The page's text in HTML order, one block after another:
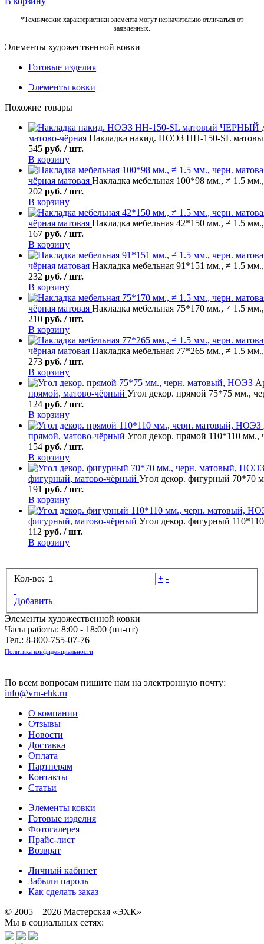
*Технические характеристики элемента могут незначительно отличаться от
заявленных.
Элементы художественной ковки
Готовые изделия
Элементы ковки
Похожие товары
матово-чёрная Накладка накид. НОЭЗ НН-150-SL
545 руб. / шт.
В корзину
чёрная матовая Накладка мебельная 100*98 мм., ≠ 1.5
202 руб. / шт.
В корзину
чёрная матовая Накладка мебельная 42*150 мм., ≠ 1.5
167 руб. / шт.
В корзину
чёрная матовая Накладка мебельная 91*151 мм., ≠ 1.5
232 руб. / шт.
В корзину
чёрная матовая Накладка мебельная 75*170 мм., ≠ 1.5
210 руб. / шт.
В корзину
чёрная матовая Накладка мебельная 77*265 мм., ≠ 1.5
273 руб. / шт.
В корзину
прямой, матово-чёрный Угол декор. прямой 75*75 мм.,
124 руб. / шт.
В корзину
прямой, матово-чёрный Угол декор. прямой 110*110
154 руб. / шт.
В корзину
фигурный, матово-чёрный Угол декор. фигурный 70*70
191 руб. / шт.
В корзину
фигурный, матово-чёрный Угол декор. фигурный
112 руб. / шт.
В корзину
Кол-во: + -
Добавить
Элементы художественной ковки
Часы работы: 8:00 - 18:00 (пн-пт)
Тел.: 8-800-755-07-76
Политика конфиденциальности
По всем вопросам пишите нам на электронную почту:
info@vrn-ehk.ru
О компании
Отзывы
Новости
Доставка
Оплата
Партнерам
Контакты
Статьи
Элементы ковки
Готовые изделия
Фотогалерея
Прайс-лист
Возврат
Личный кабинет
Забыли пароль
Как сделать заказ
© 2005—2026 Мастерская «ЭХК»
Мы в социальных сетях: